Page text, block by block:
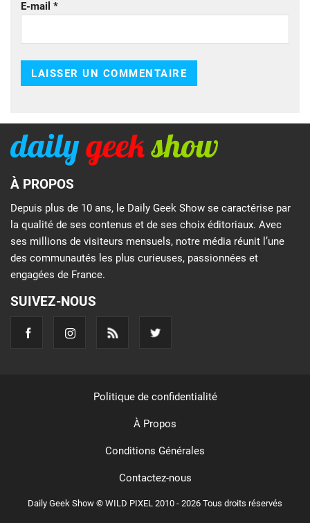
E-mail *
À PROPOS
Depuis plus de 10 ans, le Daily Geek Show se caractérise par
la qualité de ses contenus et de ses choix éditoriaux. Avec
ses millions de visiteurs mensuels, notre média réunit l’une
des communautés les plus curieuses, passionnées et
engagées de France.
SUIVEZ-NOUS
Daily Geek Show © WILD PIXEL 2010 - 2026 Tous droits réservés
Politique de confidentialité
À Propos
Conditions Générales
Contactez-nous